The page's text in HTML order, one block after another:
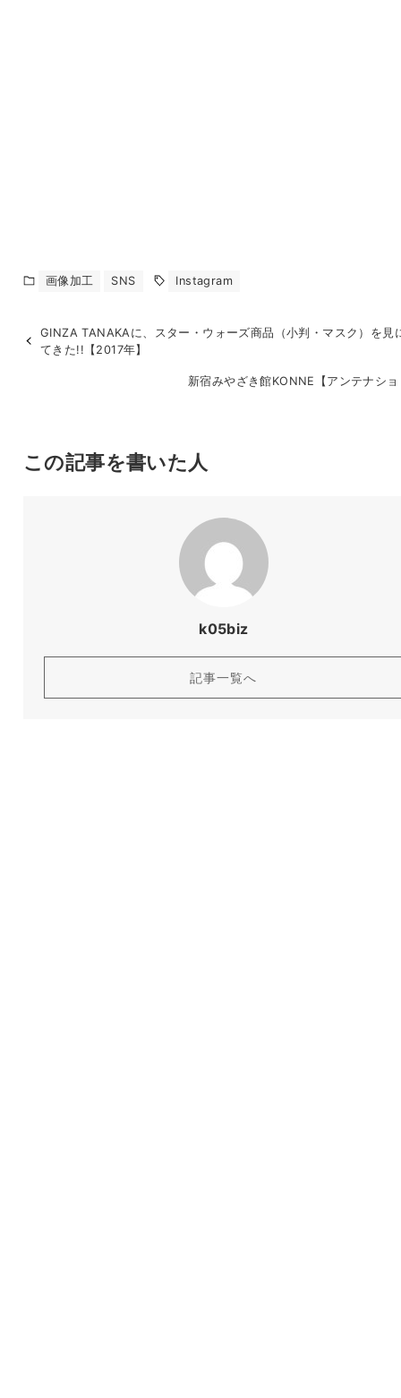
画像加工 SNS Instagram
GINZA TANAKAに、スター・ウォーズ商品（小判・マスク）を見
てきた!!【2017年】
新宿みやざき館KONNE【アンテナシ
この記事を書いた人
k05biz
記事一覧へ